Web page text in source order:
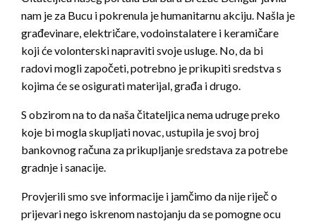
nam je za Bucu i pokrenula je humanitarnu akciju. Našla je
građevinare, električare, vodoinstalatere i keramičare
koji će volonterski napraviti svoje usluge. No, da bi
radovi mogli započeti, potrebno je prikupiti sredstva s
kojima će se osigurati materijal, građa i drugo.
S obzirom na to da naša čitateljica nema udruge preko
koje bi mogla skupljati novac, ustupila je svoj broj
bankovnog računa za prikupljanje sredstava za potrebe
gradnje i sanacije.
Provjerili smo sve informacije i jamčimo da nije riječ o
prijevari nego iskrenom nastojanju da se pomogne ocu